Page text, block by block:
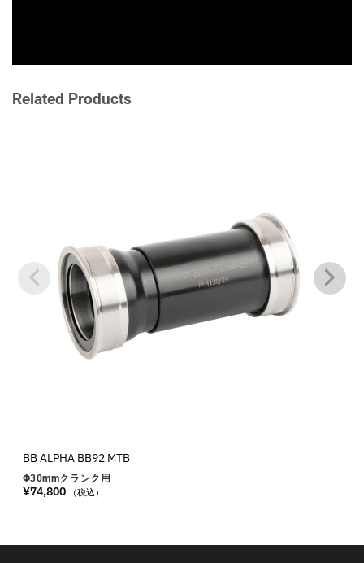
Related Products
BB ALPHA BB92 MTB
Φ30mmクランク用
¥74,800 （税込）